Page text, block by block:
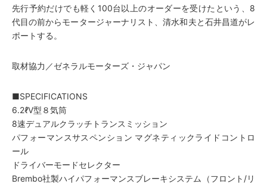
先行予約だけでも軽く100台以上のオーダーを受けたという、8
代目の前からモータージャーナリスト、清水和夫と石井昌道がレ
ポートする。
取材協力／ゼネラルモーターズ・ジャパン
■SPECIFICATIONS
6.2ℓV型８気筒
8速デュアルクラッチトランスミッション
パフォーマンスサスペンション マグネティックライドコントロ
ール
ドライバーモードセレクター
Brembo社製ハイパフォーマンスブレーキシステム（フロント/リ